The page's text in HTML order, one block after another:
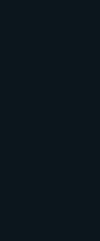
bepaalt dat alle
door aanvaring
na de gebeurtenis.
blijkt dat de bepalingen
7 inzake de
zijn op
verdragsluitende staten
gevallen die door de
De Belgische
door in artikel
in het algemeen vast
(zijnde een
278 (oude) Zeewet
een aanvaring tussen
wetgeving en
26 V.T.Sv.
artikel 1 van het
het toepassingsgebied
motieven irrelevant.